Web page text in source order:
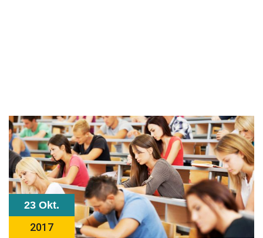
23 Okt.
2017